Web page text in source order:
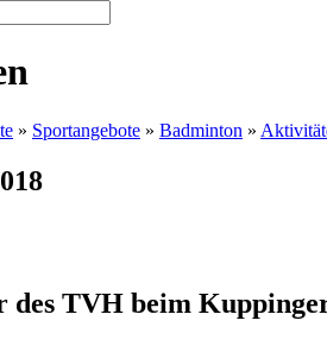
» Sportangebote » Badminton »
des TVH beim